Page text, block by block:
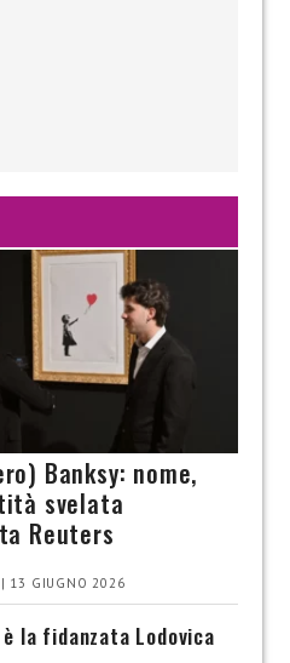
Banksy: nome,
svelata
Reuters
13 GIUGNO 2026
la fidanzata Lodovica